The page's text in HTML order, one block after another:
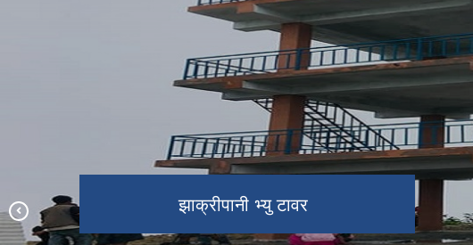
झाक्रीपानी भ्यु टावर
झाक्रीपानी भ्यु टावरबाट देखिने दृश्य
टोड्के हिल्स
Todke Resort
बाबियाचौर बजार